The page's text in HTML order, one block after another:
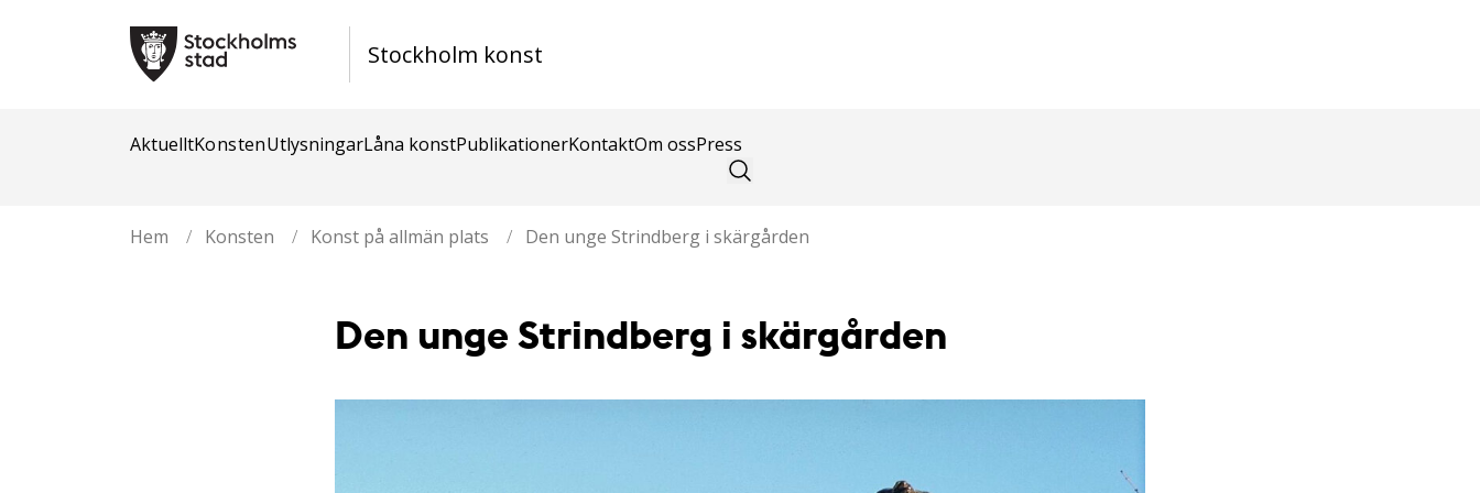
Stockholm konst
AktuelltKonstenUtlysningarLåna konstPublikationerKontaktOm ossPress
Hem / Konsten / Konst på allmän plats / Den unge Strindberg i skärgården
Den unge Strindberg i skärgården